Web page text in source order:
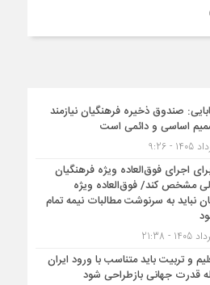
صندوق ذخیره فرهنگیان نیازمند
اساسی و دائمی است
اجرای فوق‌العاده ویژه فرهنگیان
مشخص کند/ فوق‌العاده ویژه
نباید به سرنوشت مطالبات نیمه‌ تمام
و تربیت باید متناسب با ورود ایران
قدرت جهانی بازطراحی شود